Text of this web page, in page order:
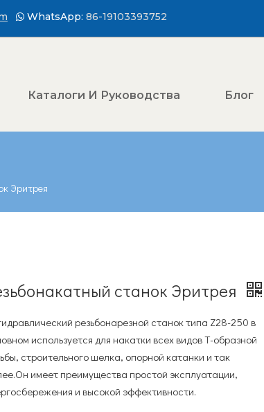
 WhatsApp: 86-19103393752
Каталоги И Руководства Блог
Эритрея
станок Эритрея
резьбонарезной станок типа Z28-250 в
используется для накатки всех видов Т-образной
строительного шелка, опорной катанки и так
имеет преимущества простой эксплуатации,
и высокой эффективности.